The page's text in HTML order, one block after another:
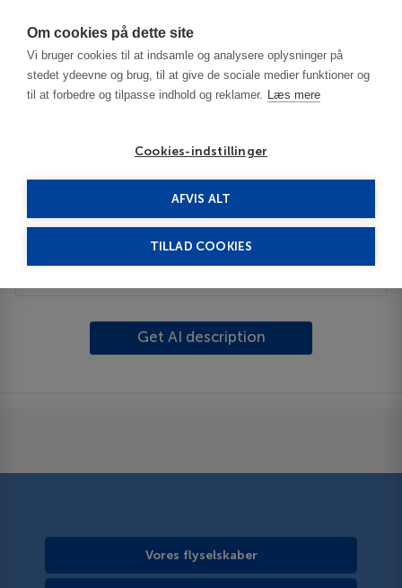
Om cookies på dette site
Vi bruger cookies til at indsamle og analysere oplysninger på
stedet ydeevne og brug, til at give de sociale medier funktioner og
til at forbedre og tilpasse indhold og reklamer. Læs mere
Cookies-indstillinger
AFVIS ALT
TILLAD COOKIES
Playas de Fornells
Description
Get AI description
Vores flyselskaber